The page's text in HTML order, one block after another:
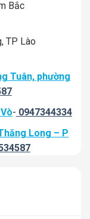
Bắc
TP Lào
Tuân, phường
- 0947344334
Long – P